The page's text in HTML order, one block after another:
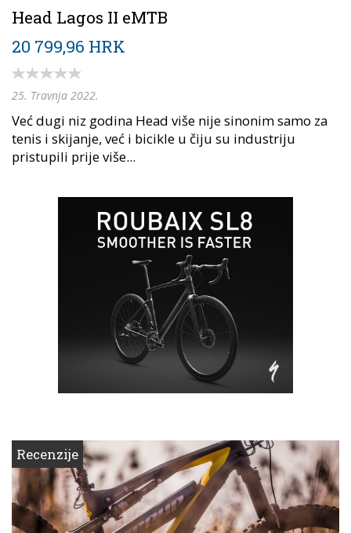
Head Lagos II eMTB
20 799,96 HRK
25. Travnja 2022.
Već dugi niz godina Head više nije sinonim samo za
tenis i skijanje, već i bicikle u čiju su industriju
pristupili prije više...
Recenzije